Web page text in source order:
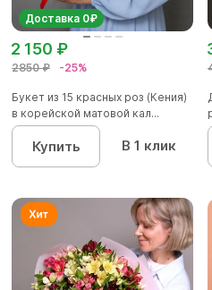
Доставка 0₽
2850 ₽ -25%
2 150 ₽
Букет из 15 красных роз (Кения)
в корейской матовой кал...
Купить В 1 клик